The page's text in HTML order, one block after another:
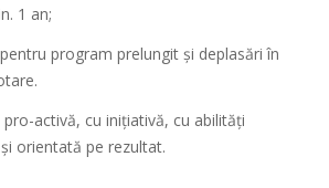
1 an;
program prelungit și deplasări în
pro-activă, cu inițiativă, cu abilități
orientată pe rezultat.